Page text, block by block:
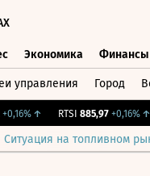
Экономика Финансы
управления Город
↑ RTSI 885,97 +0,16%↑
Ситуация на топливном